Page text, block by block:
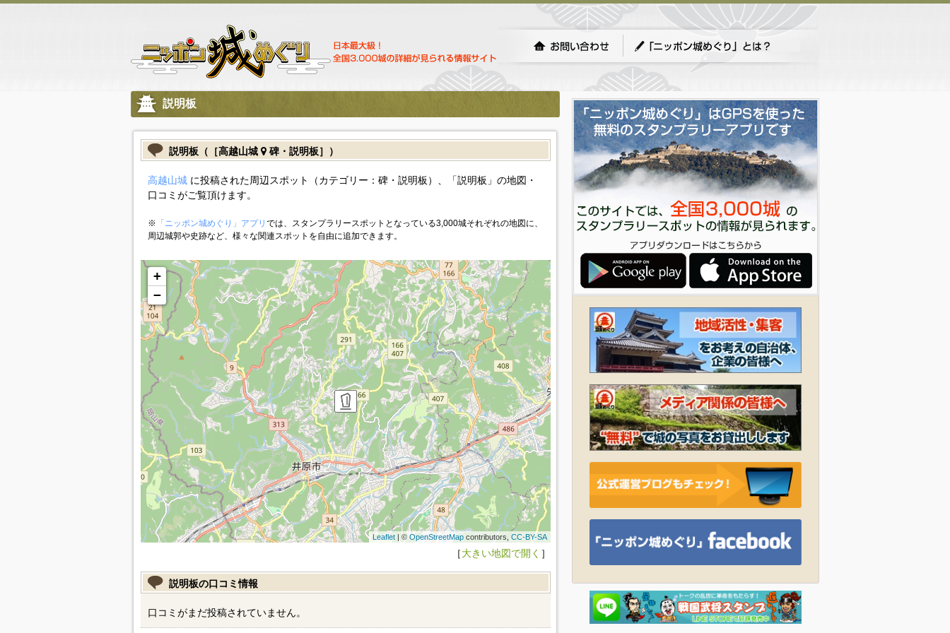
説明板
説明板（［高越山城 碑・説明板］）
高越山城に投稿された周辺スポット（カテゴリー：碑・説明板）、「説明板」の地図・
口コミがご覧頂けます。
※ 「ニッポン城めぐり」アプリ では、スタンプラリースポットとなっている3,000城それぞれの地図に、
周辺城郭や史跡など、様々な関連スポットを自由に追加できます。
+
−
Leaflet| ©OpenStreetMapcontributors, CC-BY-SA
［大きい地図で開く ］
説明板の口コミ情報
口コミがまだ投稿されていません。